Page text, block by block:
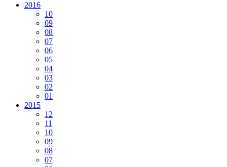
2016
10
09
08
07
06
05
04
03
02
01
2015
12
11
10
09
08
07